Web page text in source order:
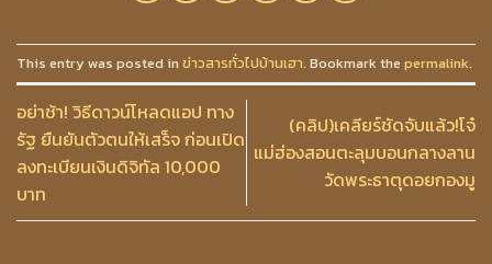
This entry was posted in ข่าวสารทั่วไปบ้านเฮา. Bookmark the permalink.
อย่าช้า! วิธีดาวน์โหลดแอป ทาง
รัฐ ยืนยันตัวตนให้เสร็จ ก่อนเปิด
ลงทะเบียนเงินดิจิทัล 10,000
บาท
(คลิป)เคลียร์ชัดจับแล้ว!โจ๋
แม่ฮ่องสอนตะลุมบอนกลางลาน
วัดพระธาตุดอยกองมู